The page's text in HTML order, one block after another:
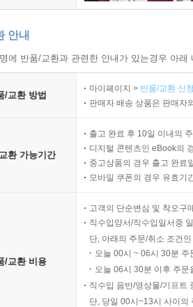
안내
에 반품/교환과 관련한 안내가 있는경우 아
/교환 방법
마이페이지 > 반품/교환 신
판매자 배송 상품은 판매자
환 가능기간
출고 완료 후 10일 이내의
디지털 콘텐츠인 eBook의
중고상품의 경우 출고 완료
모바일 쿠폰의 경우 유효기
/교환 비용
고객의 단순변심 및 착오구
직수입양서/직수입일서중
단, 아래의 주문/취소 조건
오늘 00시 ~ 06시 30분
오늘 06시 30분 이후 주
직수입 음반/영상물/기프트
단, 당일 00시~13시 사이의